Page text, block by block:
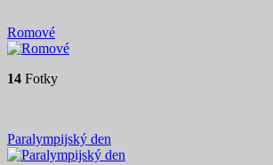
Romové
14 Fotky
Paralympijský den